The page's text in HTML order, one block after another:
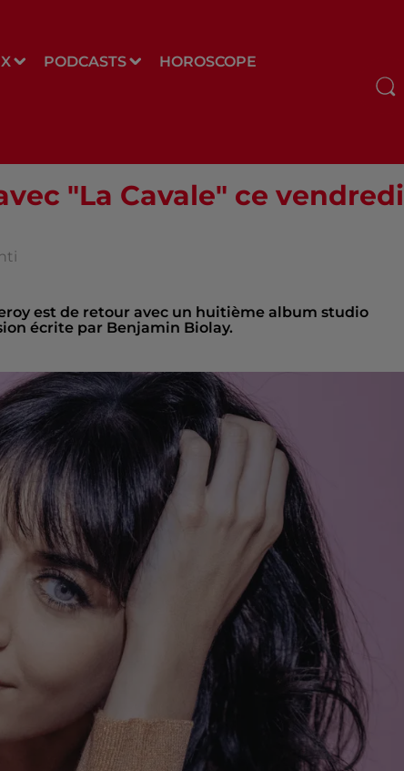
PODCASTS HOROSCOPE
"La Cavale" ce vendredi
est de retour avec un huitième album studio
écrite par Benjamin Biolay.